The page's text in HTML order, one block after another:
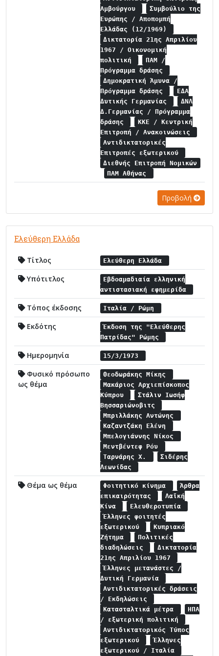
Αμβούργου
Συμβούλιο της
Ευρώπης / Αποπομπή
Ελλάδας (12/1969)
Δικτατορία 21ης Απριλίου
1967 / Οικονομική
πολιτική
ΠΑΜ /
Πρόγραμμα δράσης
Δημοκρατική Άμυνα /
Πρόγραμμα δράσης
ΕΔΑ
Δυτικής Γερμανίας
ΔΝΛ
Δ.Γερμανίας / Πρόγραμμα
δράσης
ΚΚΕ / Κεντρική
Επιτροπή / Ανακοινώσεις
Αντιδικτατορικές
Επιτροπές εξωτερικού
Διεθνής Επιτροπή Νομικών
ΠΑΜ Αθήνας
Προβολή
Ελεύθερη Ελλάδα
Τίτλος Ελεύθερη Ελλάδα
Υπότιτλος
Εβδοαμαδιαία ελληνική
αντιστασιακή εφημερίδα
Τόπος έκδοσης Ιταλία / Ρώμη
Εκδότης
Έκδοση της "Ελεύθερης
Πατρίδας" Ρώμης
Ημερομηνία 15/3/1973
Φυσικό πρόσωπο
ως θέμα
Θεοδωράκης Μίκης
Μακάριος Αρχιεπίσκοπος
Κύπρου
Στάλιν Ιωσήφ
Βησσαριώνοβιτς
Μπριλλάκης Αντώνης
Καζαντζάκη Ελένη
Μπελογιάννης Νίκος
Μεντβέντεφ Ρόυ
Ταρνάρης Χ.
Σιδέρης
Λεωνίδας
Θέμα ως θέμα Φοιτητικό κίνημα
Άρθρα
επικαιρότητας
Λαϊκή
Κίνα
Ελευθεροτυπία
Έλληνες φοιτητές
εξωτερικού
Κυπριακό
Ζήτημα
Πολιτικές
διαδηλώσεις
Δικτατορία
21ης Απριλίου 1967
Έλληνες μετανάστες /
Δυτική Γερμανία
Αντιδικτατορικές δράσεις
/ Εκδηλώσεις
Κατασταλτικά μέτρα
ΗΠΑ
/ εξωτερική πολιτική
Αντιδικτατορικός Τύπος
εξωτερικού
Έλληνες
εξωτερικού / Ιταλία